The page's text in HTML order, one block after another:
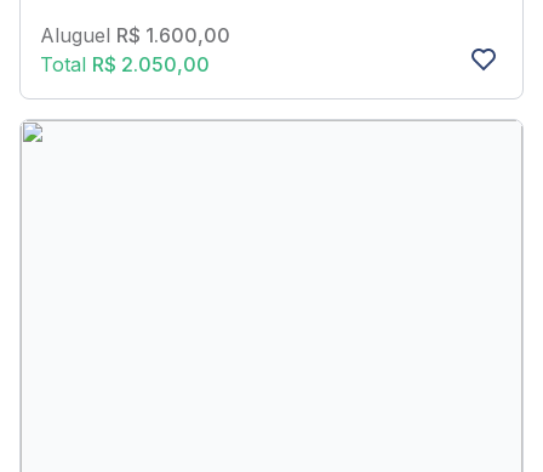
Aluguel R$ 1.600,00
Total R$ 2.050,00